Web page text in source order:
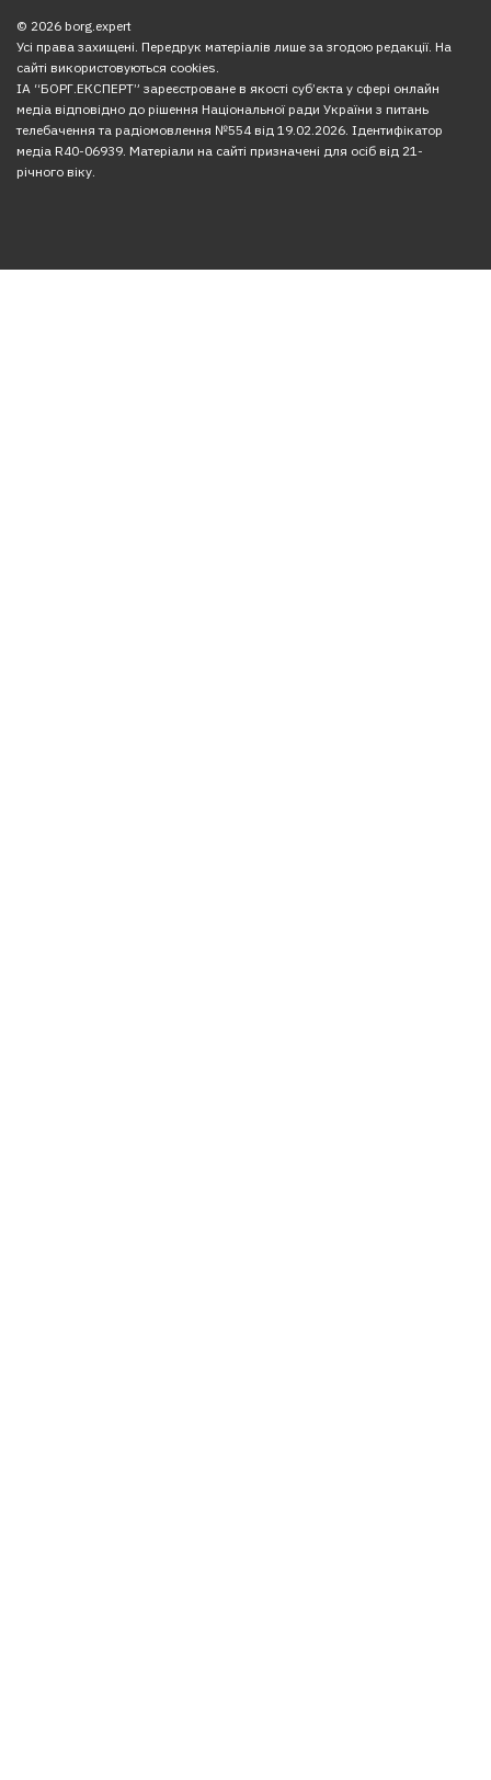
© 2026 borg.expert
Усі права захищені. Передрук матеріалів лише за згодою редакції. На
сайті використовуються cookies.
ІА “БОРГ.ЕКСПЕРТ” зареєстроване в якості суб’єкта у сфері онлайн
медіа відповідно до рішення Національної ради України з питань
телебачення та радіомовлення №554 від 19.02.2026. Ідентифікатор
медіа R40-06939. Матеріали на сайті призначені для осіб від 21-
річного віку.